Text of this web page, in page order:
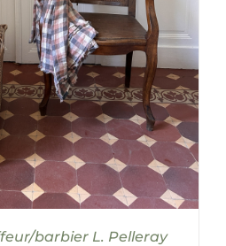
barbier L. Pelleray